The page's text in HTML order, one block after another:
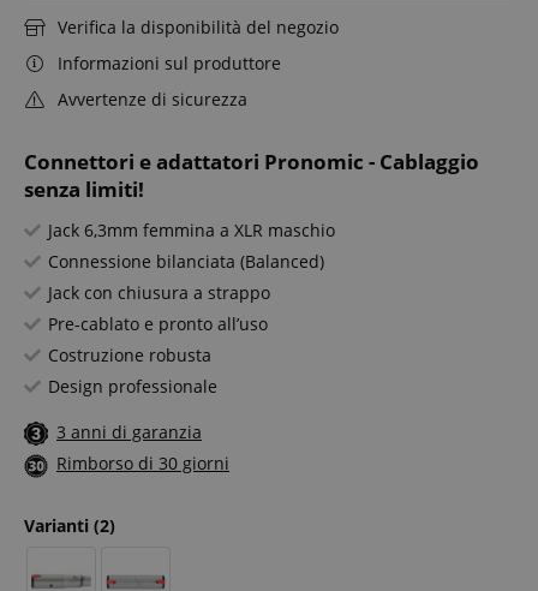
Connettori e adattatori Pronomic - Cablaggio
senza limiti!
Jack 6,3mm femmina a XLR maschio
Connessione bilanciata (Balanced)
Jack con chiusura a strappo
Pre-cablato e pronto all’uso
Costruzione robusta
Design professionale
3 anni di garanzia
Rimborso di 30 giorni
Varianti (2)
Verifica la disponibilità del negozio
Informazioni sul produttore
Avvertenze di sicurezza